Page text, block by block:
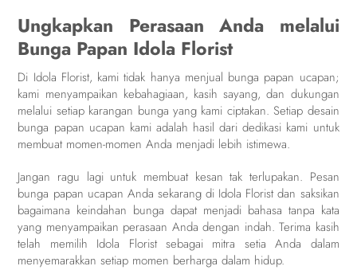
Ungkapkan Perasaan Anda melalui
Bunga Papan Idola Florist
Di Idola Florist, kami tidak hanya menjual bunga papan ucapan;
kami menyampaikan kebahagiaan, kasih sayang, dan dukungan
melalui setiap karangan bunga yang kami ciptakan. Setiap desain
bunga papan ucapan kami adalah hasil dari dedikasi kami untuk
membuat momen-momen Anda menjadi lebih istimewa.
Jangan ragu lagi untuk membuat kesan tak terlupakan. Pesan
bunga papan ucapan Anda sekarang di Idola Florist dan saksikan
bagaimana keindahan bunga dapat menjadi bahasa tanpa kata
yang menyampaikan perasaan Anda dengan indah. Terima kasih
telah memilih Idola Florist sebagai mitra setia Anda dalam
menyemarakkan setiap momen berharga dalam hidup.